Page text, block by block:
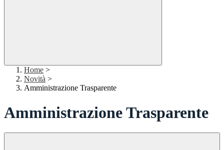
Home >
Novità >
Amministrazione Trasparente
Amministrazione Trasparente